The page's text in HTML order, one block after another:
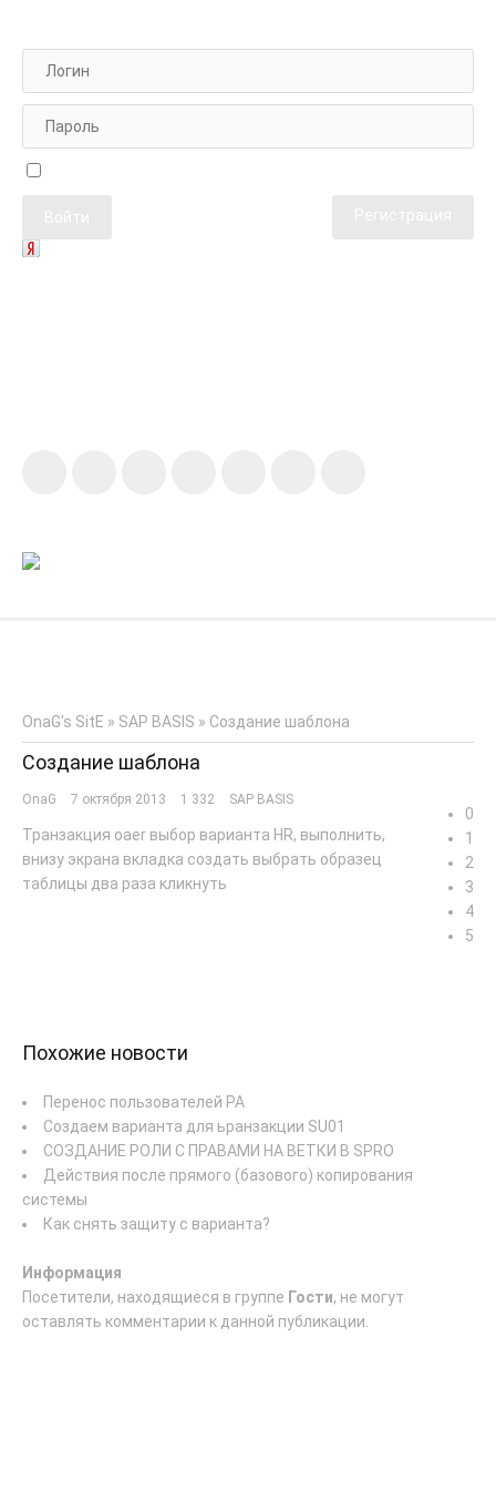
OnaG's SitE » SAP BASIS » Создание шаблона
Создание шаблона
OnaG 7 октября 2013 1 332 SAP BASIS
0
1
2
3
4
5
Транзакция oaer выбор варианта HR, выполнить,
внизу экрана вкладка создать выбрать образец
таблицы два раза кликнуть
Похожие новости
Перенос пользователей PA
Создаем варианта для ьранзакции SU01
СОЗДАНИЕ РОЛИ С ПРАВАМИ НА ВЕТКИ В SPRO
Действия после прямого (базового) копирования
системы
Как снять защиту с варианта?
Информация
Посетители, находящиеся в группе Гости, не могут
оставлять комментарии к данной публикации.